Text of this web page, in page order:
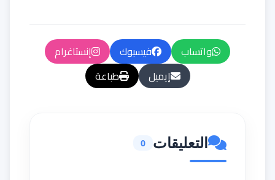
واتساب فيسبوك
إنستاغرام
إيميل
طباعة
التعليقات 0